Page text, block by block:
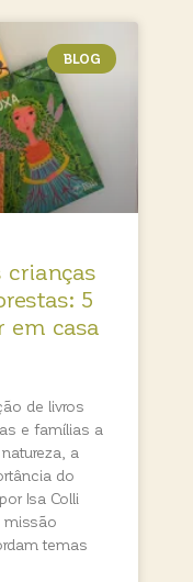
BLOG
crianças
5
em casa
de livros
e famílias a
a
do
Isa Colli
missão
temas